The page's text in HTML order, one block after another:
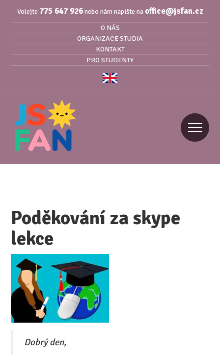
Volejte 775 647 926nebo nám napište na office@jsfan.cz
O NÁS
ORGANIZACE STUDIA
KONTAKT
PRO STUDENTY
Poděkování za skype
lekce
Dobrý den,